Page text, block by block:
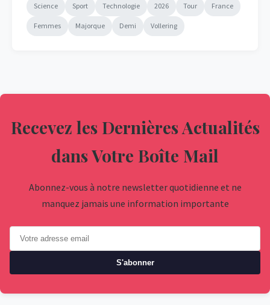
Science Sport Technologie 2026 Tour France
Femmes Majorque Demi Vollering
Recevez les Dernières Actualités
dans Votre Boîte Mail
Abonnez-vous à notre newsletter quotidienne et ne
manquez jamais une information importante
S'abonner